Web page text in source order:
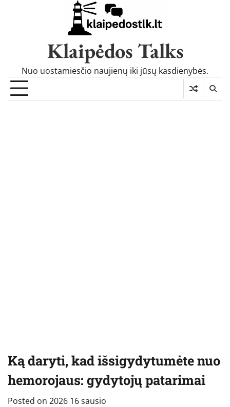
Klaipėdos Talks
Nuo uostamiesčio naujienų iki jūsų kasdienybės.
Ką daryti, kad išsigydytumėte nuo
hemorojaus: gydytojų patarimai
Posted on 2026 16 sausio